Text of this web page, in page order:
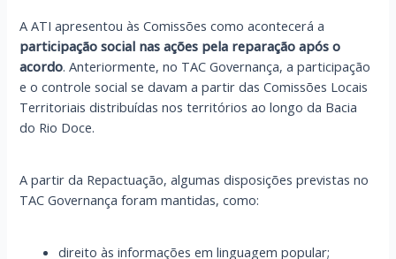
A ATI apresentou às Comissões como acontecerá a
participação social nas ações pela reparação após o
acordo. Anteriormente, no TAC Governança, a participação
e o controle social se davam a partir das Comissões Locais
Territoriais distribuídas nos territórios ao longo da Bacia
do Rio Doce.
A partir da Repactuação, algumas disposições previstas no
TAC Governança foram mantidas, como:
direito às informações em linguagem popular;